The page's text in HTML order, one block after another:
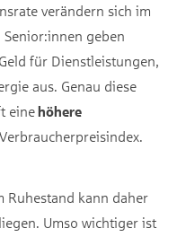
verändern sich im
geben
für Dienstleistungen,
aus. Genau diese
einehöhere
Ruhestand kann daher
Umso wichtiger ist